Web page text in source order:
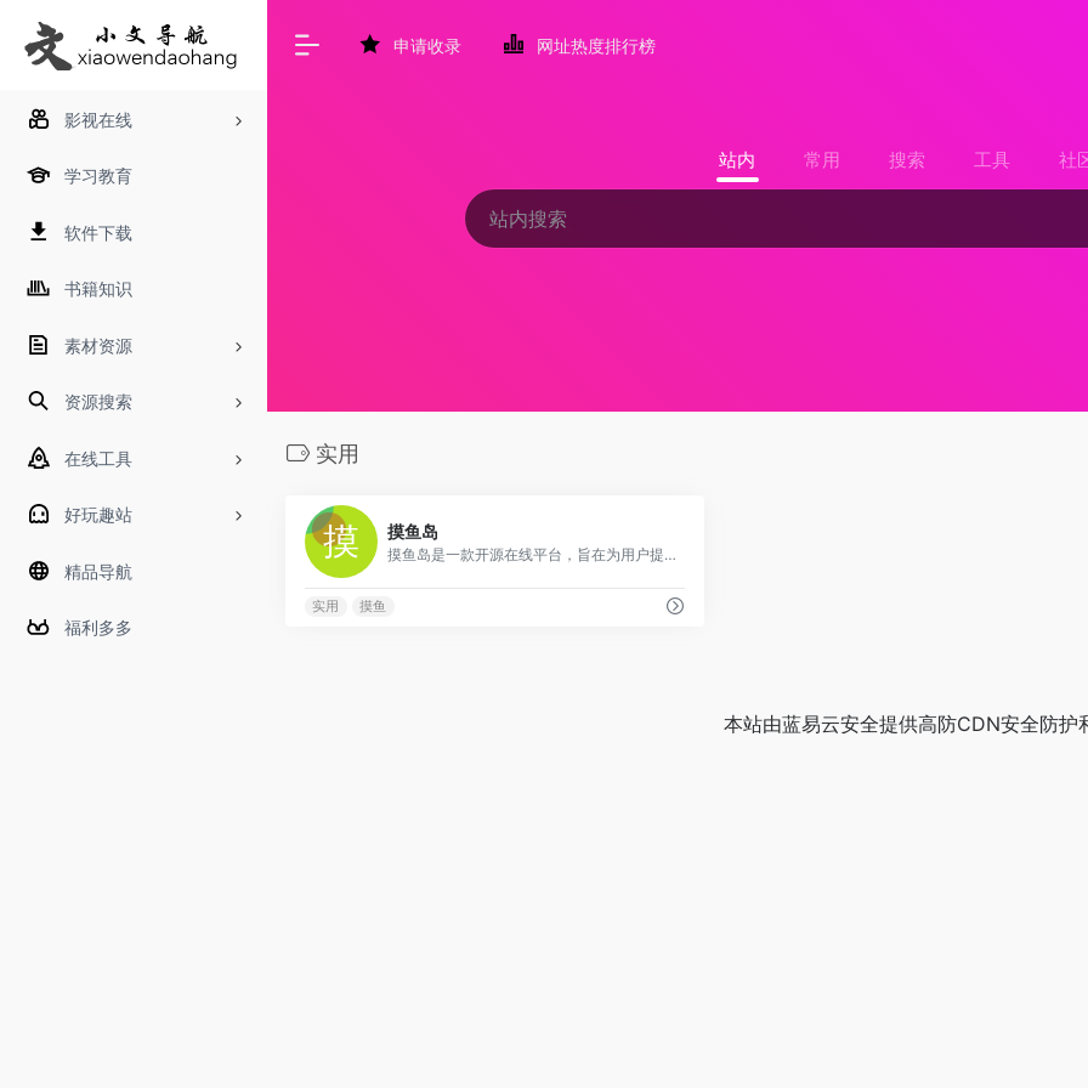
影视在线
学习教育
软件下载
书籍知识
素材资源
资源搜索
在线工具
好玩趣站
精品导航
福利多多
申请收录 网址热度排行榜
站内 常用 搜索 工具 社
实用
摸鱼岛
摸鱼岛是一款开源在线平台，旨在为用户提供信息聚合与轻松互动服务。
实用 摸鱼
本站由蓝易云安全提供高防CDN安全防护